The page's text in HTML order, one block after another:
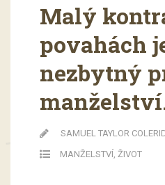
Malý
povahách
nezbytný
SAMUEL TAYLOR
MANŽELSTVÍ, ŽIVOT